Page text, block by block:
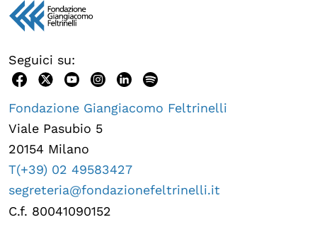
Seguici su:
Fondazione Giangiacomo Feltrinelli
Viale Pasubio 5
20154 Milano
T(+39) 02 49583427
segreteria@fondazionefeltrinelli.it
C.f. 80041090152